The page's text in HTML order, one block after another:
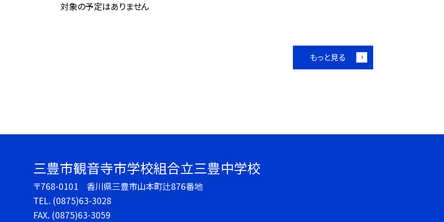
対象の予定はありません
もっと見る
三豊市観音寺市学校組合立三豊中学校
〒768-0101 香川県三豊市山本町辻876番地
TEL. (0875)63-3028
FAX. (0875)63-3059